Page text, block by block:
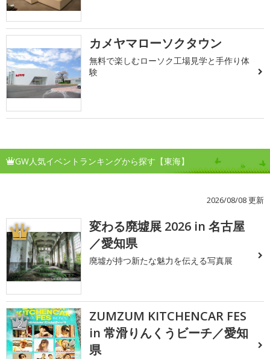
カメヤマローソクタウン
無料で楽しむローソク工場見学と手作り体
験
GW人気イベントランキングから探す【東海】
2026/08/08 更新
1
変わる廃墟展 2026 in 名古屋
／愛知県
廃墟が持つ新たな魅力を伝える写真展
2
ZUMZUM KITCHENCAR FES
in 常滑りんくうビーチ／愛知
県